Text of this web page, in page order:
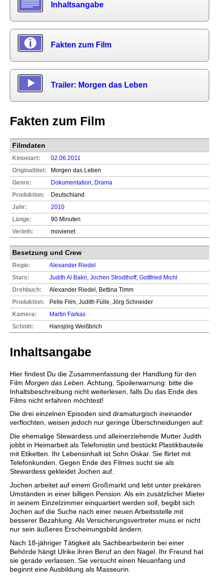
Inhaltsangabe
Fakten zum Film
Trailer: Morgen das Leben
Fakten zum Film
Filmdaten
Kinostart:
02.06.2011
Originaltitel:
Morgen das Leben
Genre:
Dokumentation Drama
Produktion:
Deutschland
Jahr:
2010
Länge:
90 Minuten
Verleih:
movienet
Besetzung und Crew
Regie:
Alexander Riedel
Stars:
Judith Al Bakri Jochen Strodthoff, Gottfried Michl
Drehbuch:
Alexander Riedel, Bettina Timm
Produktion:
Pelle Film, Judith Fülle, Jörg Schneider
Kamera:
Martin Farkas
Schnitt:
Hansjörg Weißbrich
Inhaltsangabe
Hier findest Du die Zusammenfassung der Handlung für den
Film Morgen das Leben . Achtung, Spoilerwarnung: bitte die
Inhaltsbeschreibung nicht weiterlesen, falls Du das Ende des
Films nicht erfahren möchtest!
Die drei einzelnen Episoden sind dramaturgisch ineinander
verflochten, weisen jedoch nur geringe Überschneidungen auf:
Die ehemalige Stewardess und alleinerziehende Mutter Judith
jobbt in Heimarbeit als Telefonistin und bestückt Plastikbauteile
mit Etiketten. Ihr Lebensinhalt ist Sohn Oskar. Sie flirtet mit
Telefonkunden. Gegen Ende des Filmes sucht sie als
Stewardess gekleidet Jochen auf.
Jochen arbeitet auf einem Großmarkt und lebt unter prekären
Umständen in einer billigen Pension. Als ein zusätzlicher Mieter
in seinem Einzelzimmer einquartiert werden soll, begibt sich
Jochen auf die Suche nach einer neuen Arbeitsstelle mit
besserer Bezahlung. Als Versicherungsvertreter muss er nicht
nur sein äußeres Erscheinungsbild ändern.
Nach 18-jähriger Tätigkeit als Sachbearbeiterin bei einer
Behörde hängt Ulrike ihren Beruf an den Nagel. Ihr Freund hat
sie gerade verlassen. Sie versucht einen Neuanfang und
beginnt eine Ausbildung als Masseurin.